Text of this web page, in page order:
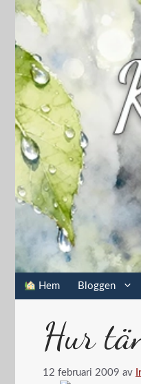
Hoppa
innehåll
Hem Bloggen
Hur
12 februari 2009 av